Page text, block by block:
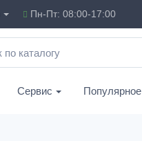
Пн-Пт: 08:00-17:00
Сервис Популярное